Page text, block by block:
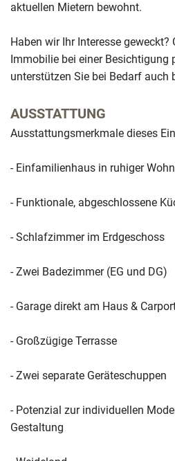
aktuellen Mietern bewohnt.
Haben wir Ihr Interesse geweckt?
Immobilie bei einer Besichtigung
unterstützen Sie bei Bedarf auch
AUSSTATTUNG
Ausstattungsmerkmale dieses
- Einfamilienhaus in ruhiger
- Funktionale, abgeschlossene
- Schlafzimmer im Erdgeschoss
- Zwei Badezimmer (EG und DG)
- Garage direkt am Haus &
- Großzügige Terrasse
- Zwei separate Geräteschuppen
- Potenzial zur individuellen
Gestaltung